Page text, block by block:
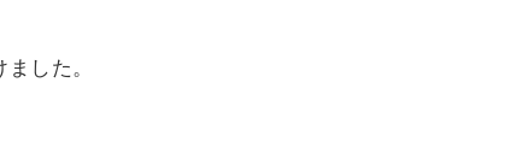
した。